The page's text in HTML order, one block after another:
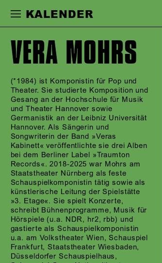
Zur Hauptnavigation springen
KALENDER
VERA MOHRS
(*1984) ist Komponistin für Pop und
Theater. Sie studierte Komposition und
Gesang an der Hochschule für Musik
und Theater Hannover sowie
Germanistik an der Leibniz Universität
Hannover. Als Sängerin und
Songwriterin der Band »Veras
Kabinett« veröffentlichte sie drei Alben
bei dem Berliner Label »Traumton
Records«. 2018-2025 war Mohrs am
Staatstheater Nürnberg als feste
Schauspielkomponistin tätig sowie als
künstlerische Leitung der Spielstätte
»3. Etage«. Sie spielt Konzerte,
schreibt Bühnenprogramme, Musik für
Hörspiele (u.a. NDR, hr2, rbb) und
gastierte als Schauspielkomponistin
u.a. am Volkstheater Wien, Schauspiel
Frankfurt, Staatstheater Wiesbaden,
Düsseldorfer Schauspielhaus,